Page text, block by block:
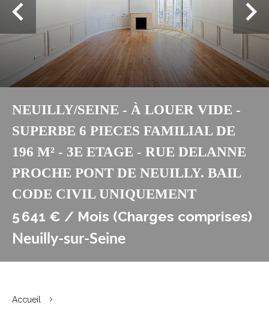
NEUILLY/SEINE - À LOUER VIDE -
SUPERBE 6 PIECES FAMILIAL DE
196 M² - 3E ETAGE - RUE DELANNE
PROCHE PONT DE NEUILLY. BAIL
CODE CIVIL UNIQUEMENT
5 641 € / Mois (Charges comprises)
Neuilly-sur-Seine
Accueil